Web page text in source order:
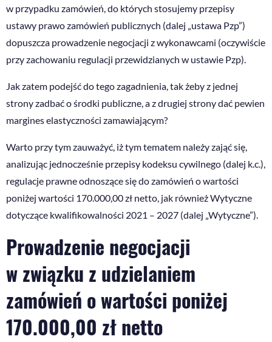
w przypadku zamówień, do których stosujemy przepisy
ustawy prawo zamówień publicznych (dalej „ustawa Pzp”)
dopuszcza prowadzenie negocjacji z wykonawcami (oczywiście
przy zachowaniu regulacji przewidzianych w ustawie Pzp).
Jak zatem podejść do tego zagadnienia, tak żeby z jednej
strony zadbać o środki publiczne, a z drugiej strony dać pewien
margines elastyczności zamawiającym?
Warto przy tym zauważyć, iż tym tematem należy zająć się,
analizując jednocześnie przepisy kodeksu cywilnego (dalej k.c.),
regulacje prawne odnoszące się do zamówień o wartości
poniżej wartości 170.000,00 zł netto, jak również Wytyczne
dotyczące kwalifikowalności 2021 – 2027 (dalej „Wytyczne”).
Prowadzenie negocjacji
w związku z udzielaniem
zamówień o wartości poniżej
170.000,00 zł netto